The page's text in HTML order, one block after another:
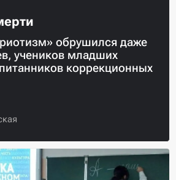
обрушился даже
учеников младших
коррекционных